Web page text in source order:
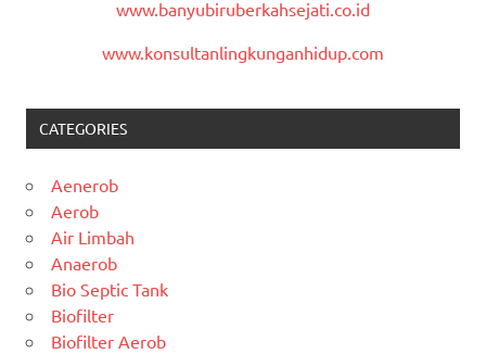
www.banyubiruberkahsejati.co.id
www.konsultanlingkunganhidup.com
CATEGORIES
Aenerob
Aerob
Air Limbah
Anaerob
Bio Septic Tank
Biofilter
Biofilter Aerob